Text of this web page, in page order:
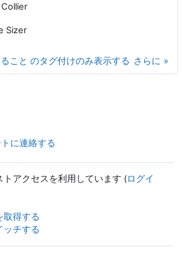
Sizer
さらに
こと のタグ付けのみ表示する
に連絡する
トアクセスを利用しています (ログイ
取得する
ッチする